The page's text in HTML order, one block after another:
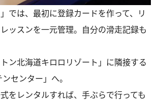
では、最初に登録カードを作って、リ
ッスンを一元管理。自分の滑走記録も
ン北海道キロロリゾート」に隣接する
センター」へ。
をレンタルすれば、手ぶらで行っても